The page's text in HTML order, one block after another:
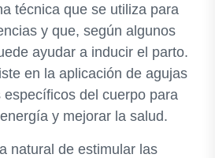
técnica que se utiliza para
y que, según algunos
ayudar a inducir el parto.
en la aplicación de agujas
del cuerpo para
y mejorar la salud.
natural de estimular las